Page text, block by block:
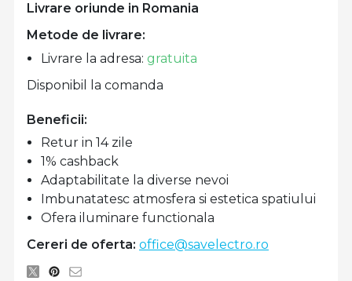
Livrare oriunde in Romania
Metode de livrare:
Livrare la adresa:gratuita
Disponibil la comanda
Beneficii:
Retur in 14 zile
1% cashback
Adaptabilitate la diverse nevoi
Imbunatatesc atmosfera si estetica spatiului
Ofera iluminare functionala
Cereri de oferta: office@savelectro.ro